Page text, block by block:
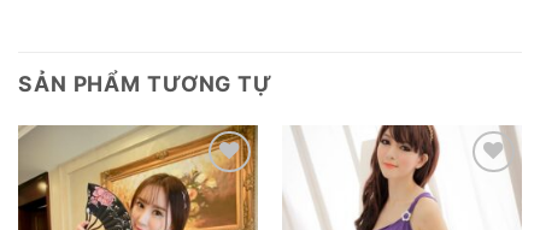
SẢN PHẨM TƯƠNG TỰ